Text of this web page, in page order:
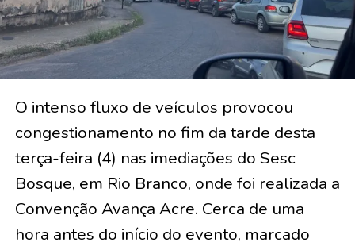
O intenso fluxo de veículos provocou
congestionamento no fim da tarde desta
terça-feira (4) nas imediações do Sesc
Bosque, em Rio Branco, onde foi realizada a
Convenção Avança Acre. Cerca de uma
hora antes do início do evento, marcado